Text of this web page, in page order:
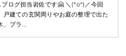
ログ担当岩佐です🤗 ＼(^o^)／今回
建ての玄関周りやお庭の整理で出た
、プラ…